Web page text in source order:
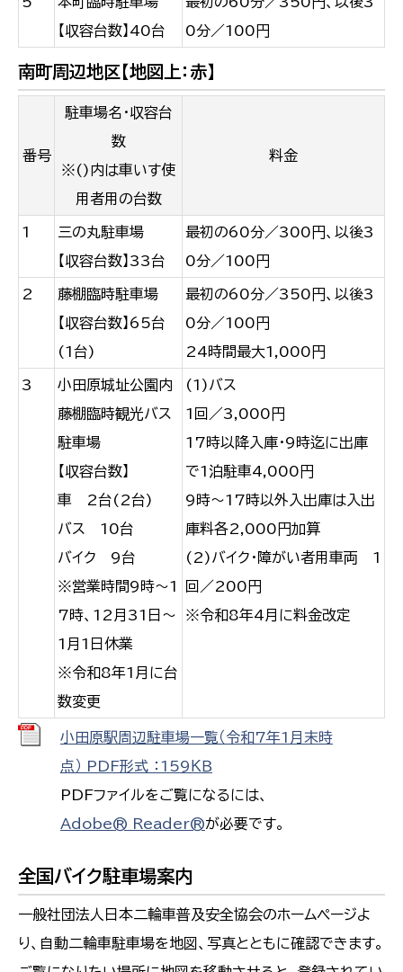
【収容台数】40台
0分／100円
南町周辺地区【地図上：赤】
番号
駐車場名・収容台
数
※()内は車いす使
用者用の台数
料金
1
三の丸駐車場
【収容台数】33台
最初の60分／300円、以後3
0分／100円
2
藤棚臨時駐車場
【収容台数】65台
(1台)
最初の60分／350円、以後3
0分／100円
24時間最大1,000円
3
小田原城址公園内
藤棚臨時観光バス
駐車場
【収容台数】
車 2台(2台)
バス 10台
バイク 9台
※営業時間9時～1
7時、12月31日～
1月1日休業
※令和8年1月に台
数変更
(1)バス
1回／3,000円
17時以降入庫・9時迄に出庫
で1泊駐車4,000円
9時～17時以外入出庫は入出
庫料各2,000円加算
(2)バイク・障がい者用車両 1
回／200円
※令和8年4月に料金改定
小田原駅周辺駐車場一覧（令和7年1月末時
点） PDF形式 ：159ＫＢ
PDFファイルをご覧になるには、
Adobe® Reader®が必要です。
全国バイク駐車場案内
一般社団法人日本二輪車普及安全協会のホームページよ
り、自動二輪車駐車場を地図、写真とともに確認できます。